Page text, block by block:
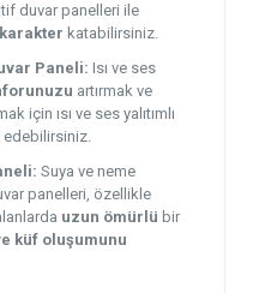
duvar panelleri ile
karakter katabilirsiniz.
Paneli: Isı ve ses
artırmak ve
için ısı ve ses yalıtımlı
edebilirsiniz.
Suya ve neme
panelleri, özellikle
uzun ömürlü bir
küf oluşumunu